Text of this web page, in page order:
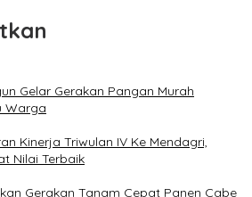
Gelar Gerakan Pangan Murah
Warga
Kinerja Triwulan IV Ke Mendagri,
Nilai Terbaik
Gerakan Tanam Cepat Panen Cabe